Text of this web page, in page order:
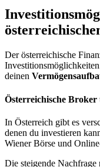
Der österreichische
deinen
Österreichische Broker
In Österreich gibt es
denen du investieren
Wiener Börse und
Die steigende Nachfrage